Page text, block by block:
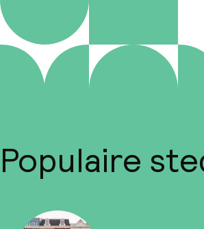
Populaire